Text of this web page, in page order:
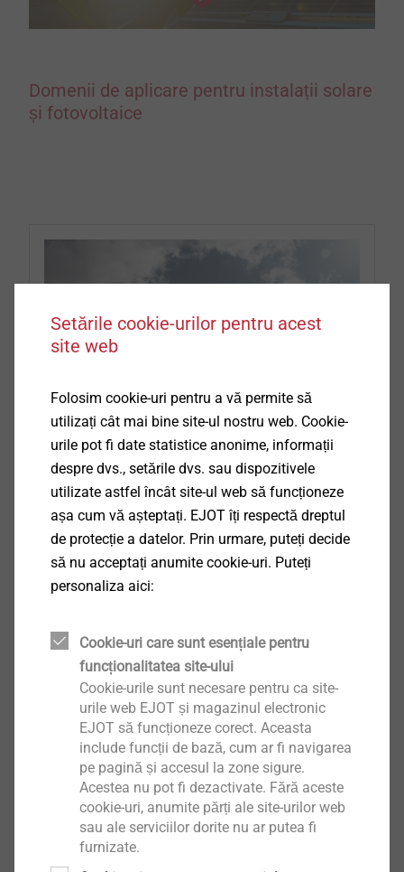
Domenii de aplicare pentru instalații solare
și fotovoltaice
Sisteme solare și fotovoltaice pe
acoperiș
Mai mult
Setările cookie-urilor pentru acest
site web
Folosim cookie-uri pentru a vă permite să
utilizați cât mai bine site-ul nostru web. Cookie-
urile pot fi date statistice anonime, informații
despre dvs., setările dvs. sau dispozitivele
utilizate astfel încât site-ul web să funcționeze
așa cum vă așteptați. EJOT îți respectă dreptul
de protecție a datelor. Prin urmare, puteți decide
să nu acceptați anumite cookie-uri. Puteți
personaliza aici:
Cookie-uri care sunt esențiale pentru
funcționalitatea site-ului
Cookie-urile sunt necesare pentru ca site-
urile web EJOT și magazinul electronic
EJOT să funcționeze corect. Aceasta
include funcții de bază, cum ar fi navigarea
pe pagină și accesul la zone sigure.
Acestea nu pot fi dezactivate. Fără aceste
cookie-uri, anumite părți ale site-urilor web
sau ale serviciilor dorite nu ar putea fi
furnizate.